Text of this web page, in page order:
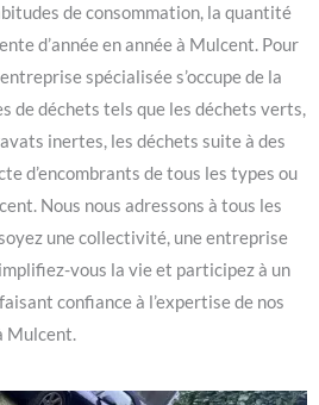
de consommation, la quantité
d’année en année à Mulcent. Pour
spécialisée s’occupe de la
de déchets tels que les déchets verts,
inertes, les déchets suite à des
d’encombrants de tous les types ou
Nous nous adressons à tous les
une collectivité, une entreprise
vous la vie et participez à un
confiance à l’expertise de nos
Mulcent.